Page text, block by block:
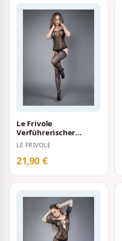
Le Frivole
Verführerischer
Bodystocking Schwarz
LE FRIVOLE
21,90 €